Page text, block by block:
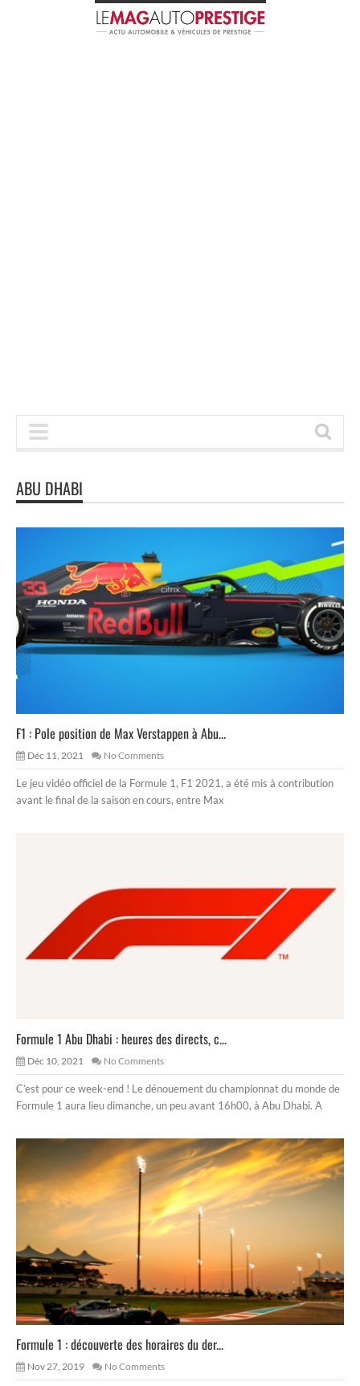
ABU DHABI
F1 : Pole position de Max Verstappen à Abu...
Déc 11, 2021 No Comments
Le jeu vidéo officiel de la Formule 1, F1 2021, a été mis à contribution
avant le final de la saison en cours, entre Max
Formule 1 Abu Dhabi : heures des directs, c...
Déc 10, 2021 No Comments
C’est pour ce week-end ! Le dénouement du championnat du monde de
Formule 1 aura lieu dimanche, un peu avant 16h00, à Abu Dhabi. A
Formule 1 : découverte des horaires du der...
Nov 27, 2019 No Comments